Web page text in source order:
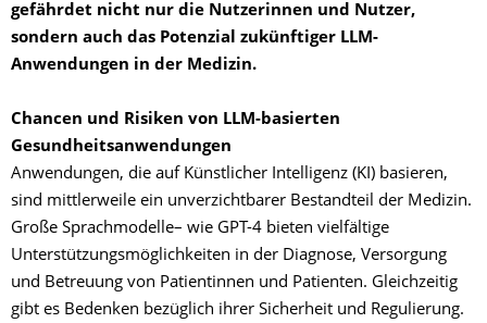
gefährdet nicht nur die Nutzerinnen und Nutzer,
sondern auch das Potenzial zukünftiger LLM-
Anwendungen in der Medizin.
Chancen und Risiken von LLM-basierten
Gesundheitsanwendungen
Anwendungen, die auf Künstlicher Intelligenz (KI) basieren,
sind mittlerweile ein unverzichtbarer Bestandteil der Medizin.
Große Sprachmodelle– wie GPT-4 bieten vielfältige
Unterstützungsmöglichkeiten in der Diagnose, Versorgung
und Betreuung von Patientinnen und Patienten. Gleichzeitig
gibt es Bedenken bezüglich ihrer Sicherheit und Regulierung.